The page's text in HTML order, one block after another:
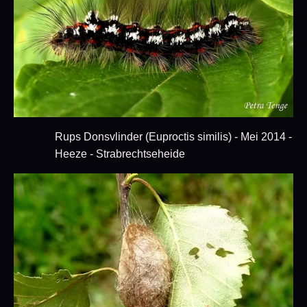
Rups Donsvlinder (Euproctis similis) - Mei 2014 -
Heeze - Strabrechtseheide